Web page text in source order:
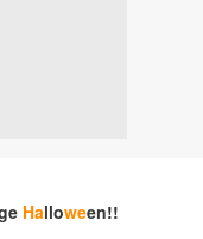
Halloween!!